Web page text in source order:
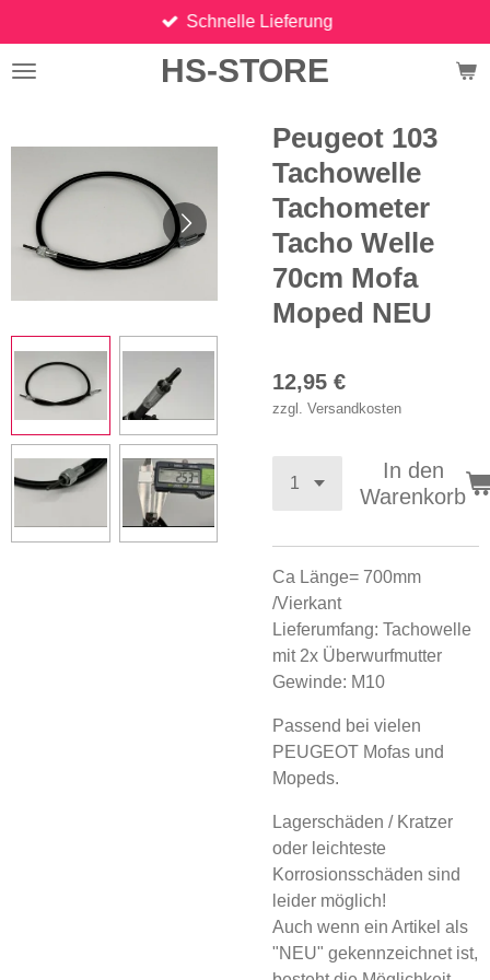
Hauptinhalt
springen
HS-STORE
Schnelle Lieferung
Peugeot 103
Tachowelle
Tachometer
Tacho Welle
70cm Mofa
Moped NEU
12,95 €
zzgl. Versandkosten
In den
Warenkorb
Ca Länge= 700mm
/Vierkant
Lieferumfang: Tachowelle
mit 2x Überwurfmutter
Gewinde: M10
Passend bei vielen
PEUGEOT Mofas und
Mopeds.
Lagerschäden / Kratzer
oder leichteste
Korrosionsschäden sind
leider möglich!
Auch wenn ein Artikel als
"NEU" gekennzeichnet ist,